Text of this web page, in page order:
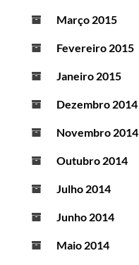
Março 2015
Fevereiro 2015
Janeiro 2015
Dezembro 2014
Novembro 2014
Outubro 2014
Julho 2014
Junho 2014
Maio 2014